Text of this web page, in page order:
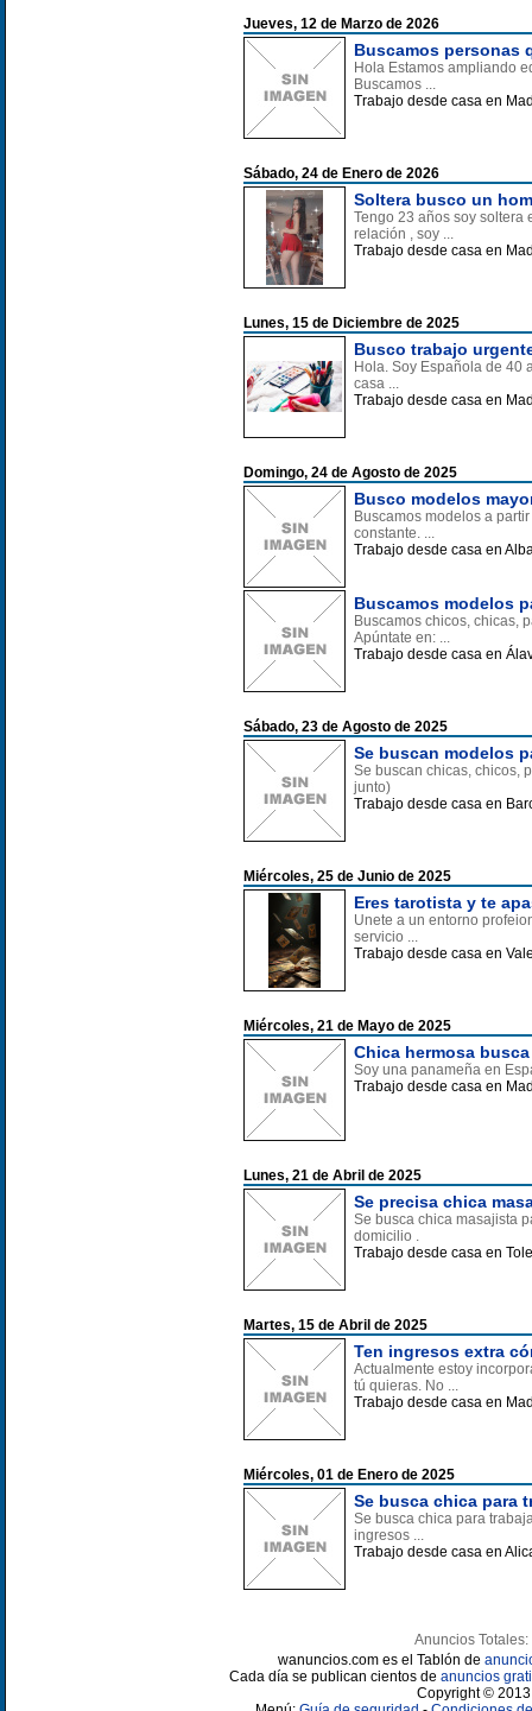
Jueves, 12 de Marzo de 2026
Buscamos personas
Hola Estamos ampliando
Buscamos ...
Trabajo desde casa en
Sábado, 24 de Enero de 2026
Soltera busco un
Tengo 23 años soy soltera
relación , soy ...
Trabajo desde casa en
Lunes, 15 de Diciembre de 2025
Busco trabajo
Hola. Soy Española de 40
casa ...
Trabajo desde casa en
Domingo, 24 de Agosto de 2025
Busco modelos
Buscamos modelos a
constante. ...
Trabajo desde casa en
Buscamos modelos
Buscamos chicos, chicas,
Apúntate en: ...
Trabajo desde casa en
Sábado, 23 de Agosto de 2025
Se buscan modelos
Se buscan chicas, chicos,
junto)
Trabajo desde casa en
Miércoles, 25 de Junio de 2025
Eres tarotista y te
Unete a un entorno
servicio ...
Trabajo desde casa en
Miércoles, 21 de Mayo de 2025
Chica hermosa
Soy una panameña en
Trabajo desde casa en
Lunes, 21 de Abril de 2025
Se precisa chica
Se busca chica masajista
domicilio .
Trabajo desde casa en
Martes, 15 de Abril de 2025
Ten ingresos extra
Actualmente estoy
tú quieras. No ...
Trabajo desde casa en
Miércoles, 01 de Enero de 2025
Se busca chica para
Se busca chica para
ingresos ...
Trabajo desde casa en
Anuncios Totales:
wanuncios.com es el Tablón de
Cada día se publican cientos de anuncios
Copyright ©